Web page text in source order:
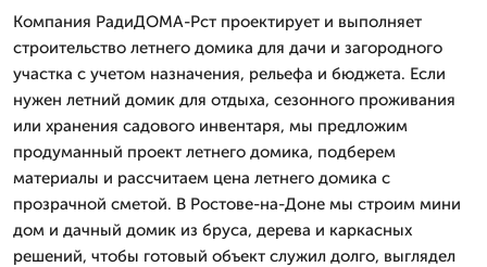
Компания РадиДОМА-Рст проектирует и выполняет
строительство летнего домика для дачи и загородного
участка с учетом назначения, рельефа и бюджета. Если
нужен летний домик для отдыха, сезонного проживания
или хранения садового инвентаря, мы предложим
продуманный проект летнего домика, подберем
материалы и рассчитаем цена летнего домика с
прозрачной сметой. В Ростове-на-Доне мы строим мини
дом и дачный домик из бруса, дерева и каркасных
решений, чтобы готовый объект служил долго, выглядел